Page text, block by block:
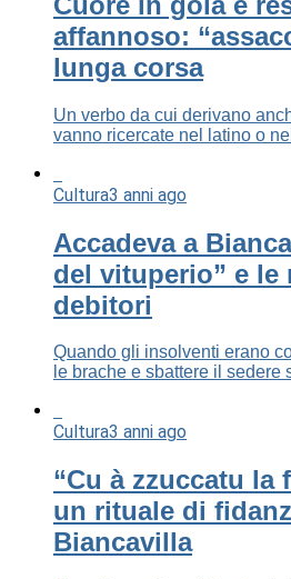
affannoso:
lunga corsa
Un verbo da cui derivano
vanno ricercate nel latino o
Cultura3 anni ago
Accadeva a
del vituperio” e le
debitori
Quando gli insolventi erano
le brache e sbattere il sedere
Cultura3 anni ago
“Cu à zzuccatu la
un rituale di
Biancavilla